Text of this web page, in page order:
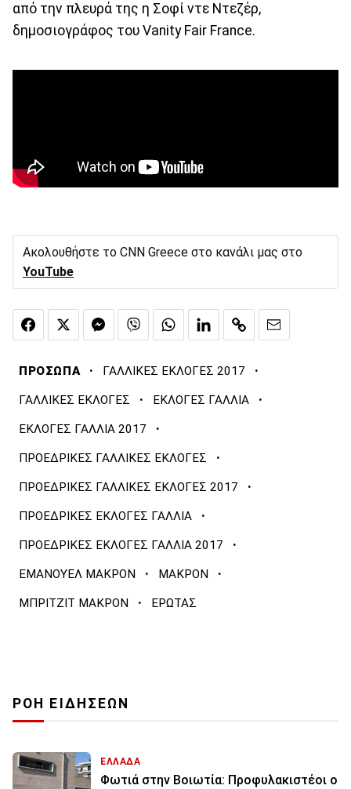
από την πλευρά της η Σοφί ντε Ντεζέρ,
δημοσιογράφος του Vanity Fair France.
Ακολουθήστε το CNN Greece στο κανάλι μας στο
YouTube
ΠΡΟΣΩΠΑ · ΓΑΛΛΙΚΕΣ ΕΚΛΟΓΕΣ 2017 ·
ΓΑΛΛΙΚΕΣ ΕΚΛΟΓΕΣ · ΕΚΛΟΓΕΣ ΓΑΛΛΙΑ ·
ΕΚΛΟΓΕΣ ΓΑΛΛΙΑ 2017 ·
ΠΡΟΕΔΡΙΚΕΣ ΓΑΛΛΙΚΕΣ ΕΚΛΟΓΕΣ ·
ΠΡΟΕΔΡΙΚΕΣ ΓΑΛΛΙΚΕΣ ΕΚΛΟΓΕΣ 2017 ·
ΠΡΟΕΔΡΙΚΕΣ ΕΚΛΟΓΕΣ ΓΑΛΛΙΑ ·
ΠΡΟΕΔΡΙΚΕΣ ΕΚΛΟΓΕΣ ΓΑΛΛΙΑ 2017 ·
ΕΜΑΝΟΥΕΛ ΜΑΚΡΟΝ · ΜΑΚΡΟΝ ·
ΜΠΡΙΤΖΙΤ ΜΑΚΡΟΝ · ΕΡΩΤΑΣ
ΡΟΗ ΕΙΔΗΣΕΩΝ
ΕΛΛΑΔΑ
Φωτιά στην Βοιωτία: Προφυλακιστέοι ο